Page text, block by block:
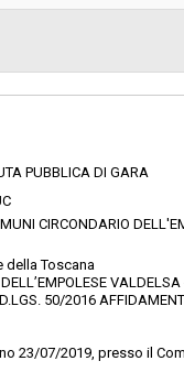
Gara in busta chiusa
contratti/CUC
PUBBLICA DI GARA
CIRCONDARIO
della Toscana
50/2016
23/07/2019, presso il